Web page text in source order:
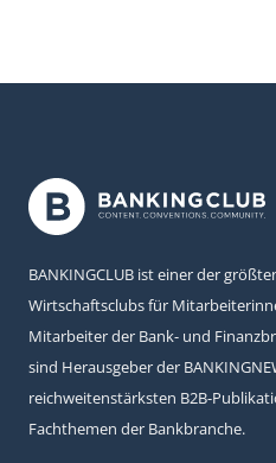
BANKINGCLUB ist einer der
Wirtschaftsclubs für
Mitarbeiter der Bank- und
sind Herausgeber der
reichweitenstärksten B2B-
Fachthemen der Bankbranche.